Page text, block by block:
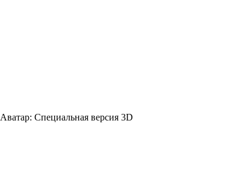
Аватар: Специальная версия 3D